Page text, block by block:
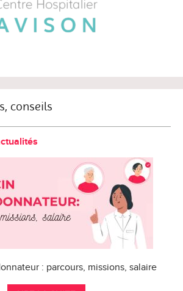
conseils
: parcours, missions, salaire